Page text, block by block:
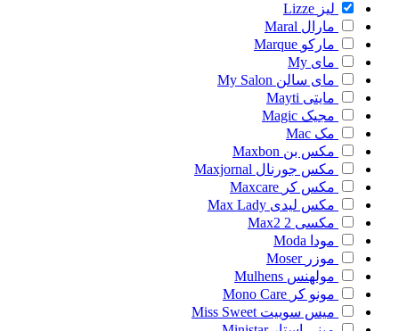
لیز Lizze
مارال Maral
مارکو Marque
مای My
مای سالن My Salon
مایتی Mayti
مجیک Magic
مک Mac
مکس بن Maxbon
مکس جورنال Maxjornal
مکس کر Maxcare
مکس لیدی Max Lady
مکسی 2
Max2
مودا Moda
موزر Moser
مولهنس Mulhens
مونو کر Mono Care
میس سوییت Miss Sweet